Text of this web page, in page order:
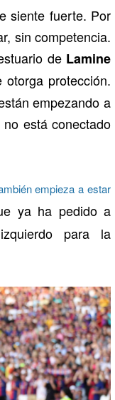
siente fuerte. Por
sin competencia.
de Lamine
protección.
empezando a
está conectado
empieza a estar
ya ha pedido a
para la